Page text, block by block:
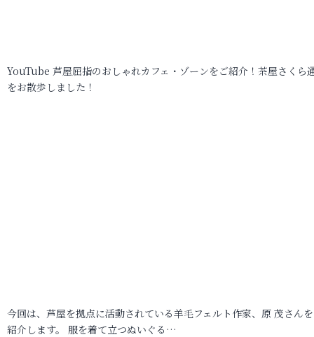
YouTube 芦屋屈指のおしゃれカフェ・ゾーンをご紹介！茶屋さくら
をお散歩しました！
今回は、芦屋を拠点に活動されている羊毛フェルト作家、原 茂さん
紹介します。 服を着て立つぬいぐる…